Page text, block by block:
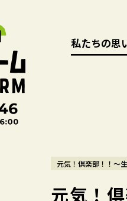
私たちの思
私たちの思
元気！倶楽部！！～
元気！